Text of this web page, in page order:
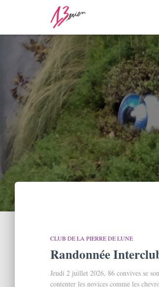
CLUB DE LA PIERRE DE LUNE
Randonnée
Jeudi 2 juillet 2026, 86 convives se
contenter les novices comme les